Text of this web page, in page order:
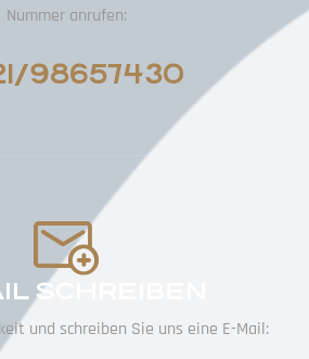
Nummer anrufen:
98657430
SCHREIBEN
und schreiben Sie uns eine E-Mail: